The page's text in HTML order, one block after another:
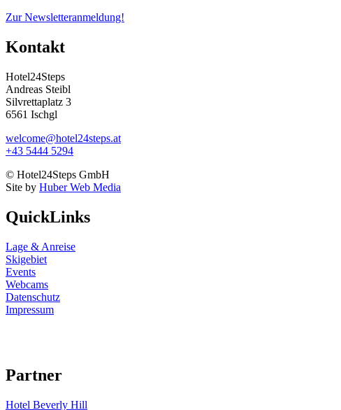
Zur Newsletteranmeldung!
Kontakt
Hotel24Steps
Andreas Steibl
Silvrettaplatz 3
6561 Ischgl
welcome@hotel24steps.at
+43 5444 5294
© Hotel24Steps GmbH
Site by Huber Web Media
QuickLinks
Lage & Anreise
Skigebiet
Events
Webcams
Datenschutz
Impressum
Partner
Hotel Beverly Hill